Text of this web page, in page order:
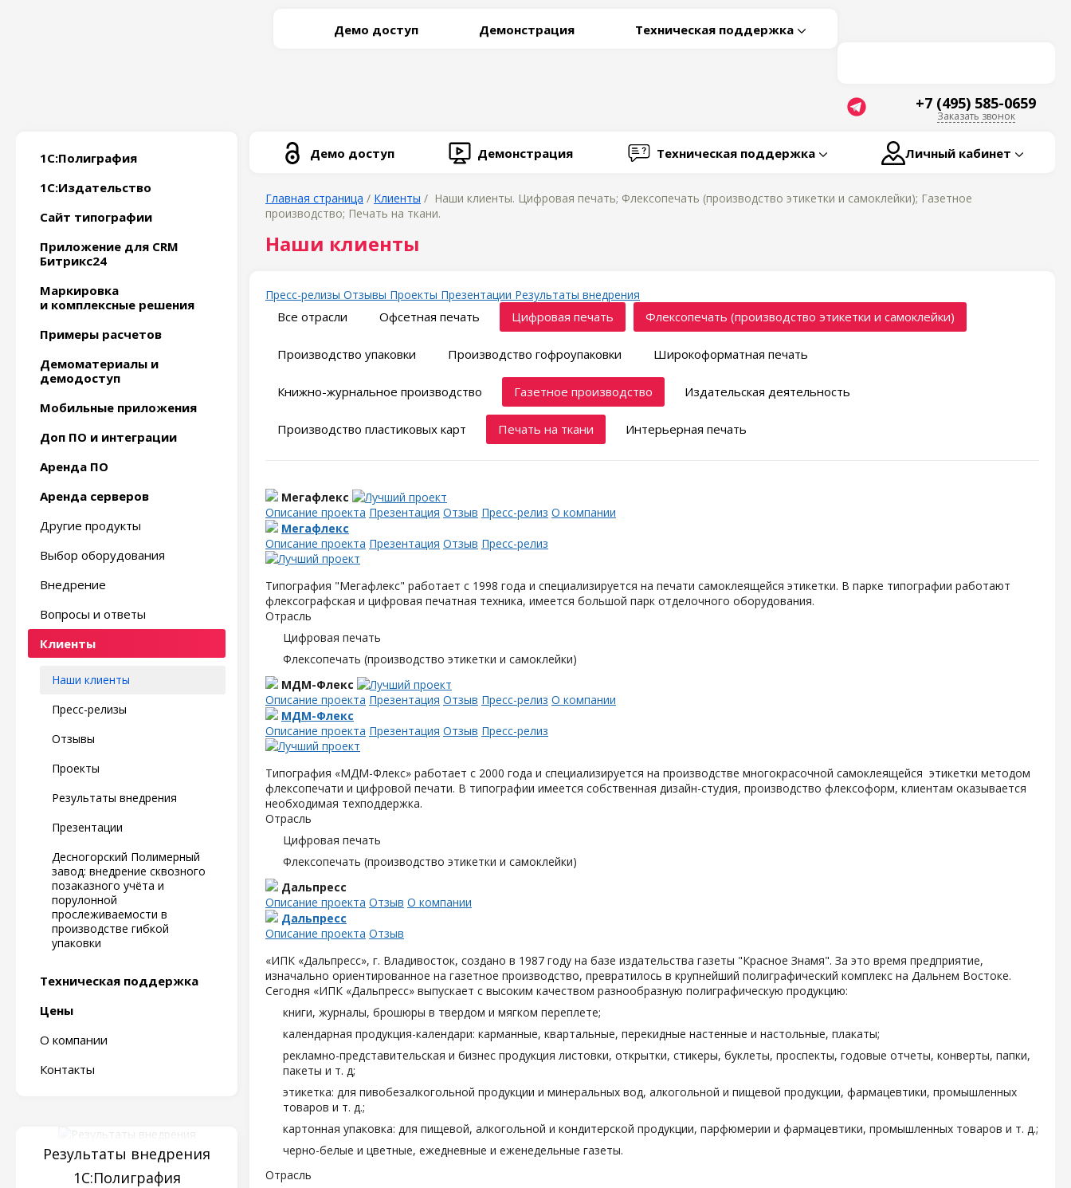
Демо доступ Демонстрация Техническая поддержка
+7 (495) 585-0659
Заказать звонок
1С:Полиграфия
1С:Издательство
Сайт типографии
Приложение для CRM
Битрикс24
Маркировка
и комплексные решения
Примеры расчетов
Демоматериалы и
демодоступ
Мобильные приложения
Доп ПО и интеграции
Аренда ПО
Аренда серверов
Другие продукты
Выбор оборудования
Внедрение
Вопросы и ответы
Клиенты
Наши клиенты
Пресс-релизы
Отзывы
Проекты
Результаты внедрения
Презентации
Десногорский Полимерный
завод: внедрение сквозного
позаказного учёта и
порулонной
прослеживаемости в
производстве гибкой
упаковки
Техническая поддержка
Цены
О компании
Контакты
Результаты внедрения
1С:Полиграфия
Демо доступ Демонстрация Техническая поддержка Личный кабинет
Главная страница / Клиенты / Наши клиенты. Цифровая печать; Флексопечать (производство этикетки и самоклейки); Газетное
производство; Печать на ткани.
Наши клиенты
Пресс-релизы Отзывы Проекты Презентации Результаты внедрения
Все отрасли Офсетная печать Цифровая печать Флексопечать (производство этикетки и самоклейки)
Производство упаковки Производство гофроупаковки Широкоформатная печать
Книжно-журнальное производство Газетное производство Издательская деятельность
Производство пластиковых карт Печать на ткани Интерьерная печать
Мегафлекс
Описание проекта Презентация Отзыв Пресс-релиз О компании
Мегафлекс
Описание проекта Презентация Отзыв Пресс-релиз
Типография "Мегафлекс" работает с 1998 года и специализируется на печати самоклеящейся этикетки. В парке типографии работают
флексографская и цифровая печатная техника, имеется большой парк отделочного оборудования.
Отрасль
Цифровая печать
Флексопечать (производство этикетки и самоклейки)
МДМ-Флекс
Описание проекта Презентация Отзыв Пресс-релиз О компании
МДМ-Флекс
Описание проекта Презентация Отзыв Пресс-релиз
Типография «МДМ-Флекс» работает с 2000 года и специализируется на производстве многокрасочной самоклеящейся этикетки методом
флексопечати и цифровой печати. В типографии имеется собственная дизайн-студия, производство флексоформ, клиентам оказывается
необходимая техподдержка.
Отрасль
Цифровая печать
Флексопечать (производство этикетки и самоклейки)
Дальпресс
Описание проекта Отзыв О компании
Дальпресс
Описание проекта Отзыв
«ИПК «Дальпресс», г. Владивосток, создано в 1987 году на базе издательства газеты "Красное Знамя". За это время предприятие,
изначально ориентированное на газетное производство, превратилось в крупнейший полиграфический комплекс на Дальнем Востоке.
Сегодня «ИПК «Дальпресс» выпускает с высоким качеством разнообразную полиграфическую продукцию:
книги, журналы, брошюры в твердом и мягком переплете;
календарная продукция-календари: карманные, квартальные, перекидные настенные и настольные, плакаты;
рекламно-представительская и бизнес продукция листовки, открытки, стикеры, буклеты, проспекты, годовые отчеты, конверты, папки,
пакеты и т. д;
этикетка: для пивобезалкогольной продукции и минеральных вод, алкогольной и пищевой продукции, фармацевтики, промышленных
товаров и т. д.;
картонная упаковка: для пищевой, алкогольной и кондитерской продукции, парфюмерии и фармацевтики, промышленных товаров и т. д.;
черно-белые и цветные, ежедневные и еженедельные газеты.
Отрасль